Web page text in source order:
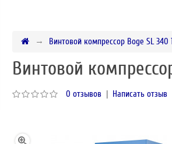
Винтовой компрессор Boge SL 340
Винтовой
0 отзывов | Написать отзыв